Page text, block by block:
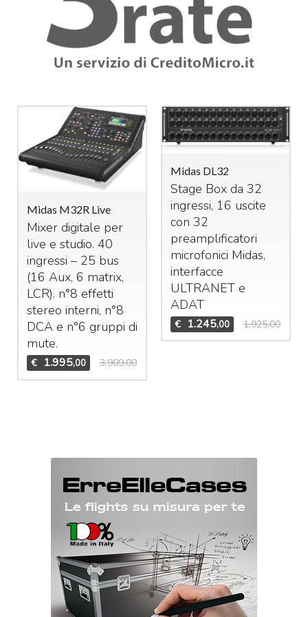
Midas M32R Live
Mixer digitale per
live e studio. 40
ingressi – 25 bus
(16 Aux, 6 matrix,
LCR). n°8 effetti
stereo interni, n°8
DCAe n°6 gruppi di
mute.
€ 1.995,00 3.909,00
Midas DL32
Stage Box da 32
ingressi, 16 uscite
con 32
preamplificatori
microfonici Midas,
interfacce
ULTRANETe
ADAT
€ 1.245,00 1.925,00